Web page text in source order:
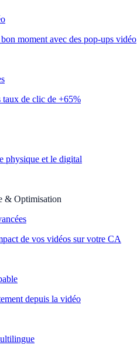
moment avec des pop-ups vidéo
taux de clic de +65%
physique et le digital
& Optimisation
de vos vidéos sur votre CA
depuis la vidéo